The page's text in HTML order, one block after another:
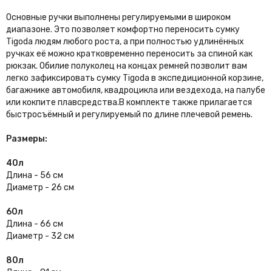
Основные ручки выполнены регулируемыми в широком
диапазоне. Это позволяет комфортно переносить сумку
Tigoda людям любого роста, а при полностью удлинённых
ручках её можно кратковременно переносить за спиной как
рюкзак. Обилие полуколец на концах ремней позволит вам
легко зафиксировать сумку Tigoda в экспедиционной корзине,
багажнике автомобиля, квадроцикла или вездехода, на палубе
или кокпите плавсредства.В комплекте также прилагается
быстросъёмный и регулируемый по длине плечевой ремень.
Размеры:
40л
Длина - 56 см
Диаметр - 26 см
60л
Длина - 66 см
Диаметр - 32 см
80л